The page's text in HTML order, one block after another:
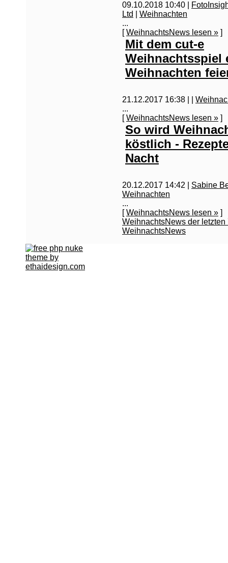
09.10.2018 10:40 |
Ltd
Weihnachten
...
[WeihnachtsNews lesen » ]
Mit dem cut-e
Weihnachtsspiel
Weihnachten
21.12.2017 16:38 |
...
[WeihnachtsNews lesen » ]
So wird
köstlich -
Nacht
20.12.2017 14:42 | Sabine
Weihnachten
...
[WeihnachtsNews lesen » ]
WeihnachtsNews der letzten
WeihnachtsNews